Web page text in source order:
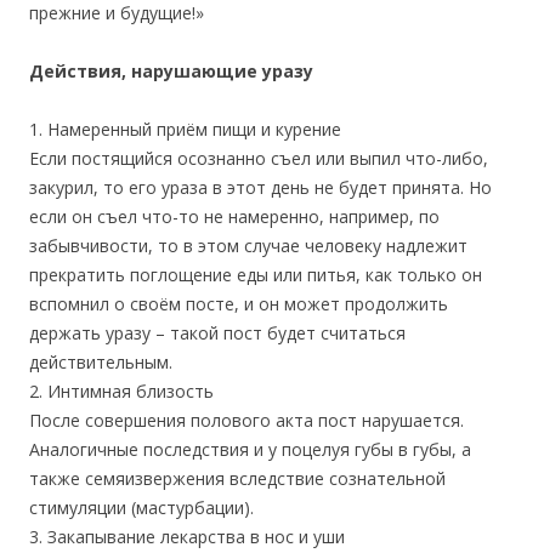
прежние и будущие!»
Действия, нарушающие уразу
1. Намеренный приём пищи и курение
Если постящийся осознанно съел или выпил что-либо,
закурил, то его ураза в этот день не будет принята. Но
если он съел что-то не намеренно, например, по
забывчивости, то в этом случае человеку надлежит
прекратить поглощение еды или питья, как только он
вспомнил о своём посте, и он может продолжить
держать уразу – такой пост будет считаться
действительным.
2. Интимная близость
После совершения полового акта пост нарушается.
Аналогичные последствия и у поцелуя губы в губы, а
также семяизвержения вследствие сознательной
стимуляции (мастурбации).
3. Закапывание лекарства в нос и уши